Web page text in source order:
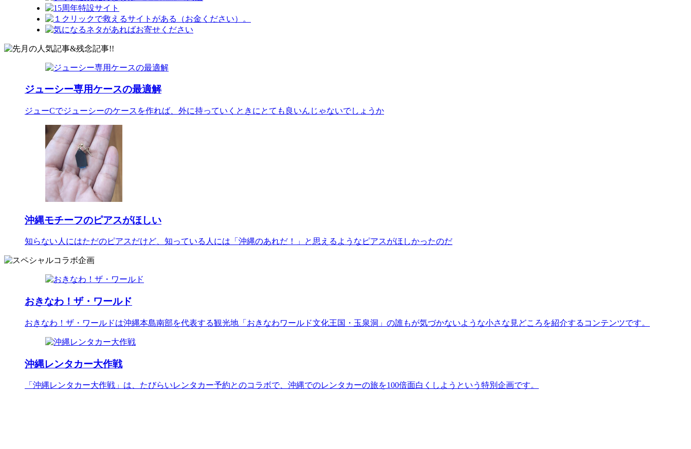
ジューシー専用ケースの最適解
ジューCでジューシーのケースを作れば、外に持っていくときにとても良いんじゃないでしょうか
沖縄モチーフのピアスがほしい
知らない人にはただのピアスだけど、知っている人には「沖縄のあれだ！」と思えるようなピアスがほしかったのだ
おきなわ！ザ・ワールド
おきなわ！ザ・ワールドは沖縄本島南部を代表する観光地「おきなわワールド文化王国・玉泉洞」の誰もが気づかないような小さな見どころを紹介するコンテンツです。
沖縄レンタカー大作戦
「沖縄レンタカー大作戦」は、たびらいレンタカー予約とのコラボで、沖縄でのレンタカーの旅を100倍面白くしようという特別企画です。